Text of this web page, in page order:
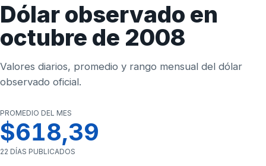
Dólar observado en
octubre de 2008
Valores diarios, promedio y rango mensual del dólar
observado oficial.
PROMEDIO DEL MES
$618,39
22 DÍAS PUBLICADOS